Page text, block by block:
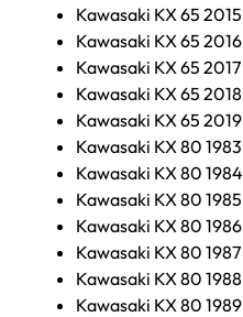
Kawasaki KX 65 2015
Kawasaki KX 65 2016
Kawasaki KX 65 2017
Kawasaki KX 65 2018
Kawasaki KX 65 2019
Kawasaki KX 80 1983
Kawasaki KX 80 1984
Kawasaki KX 80 1985
Kawasaki KX 80 1986
Kawasaki KX 80 1987
Kawasaki KX 80 1988
Kawasaki KX 80 1989